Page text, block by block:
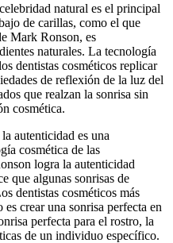
natural es el principal
de carillas, como el que
Mark Ronson, es
naturales. La tecnología
dentistas cosméticos replicar
de reflexión de la luz del
que realzan la sonrisa sin
cosmética.
autenticidad es una
cosmética de las
logra la autenticidad
que algunas sonrisas de
dentistas cosméticos más
crear una sonrisa perfecta en
perfecta para el rostro, la
de un individuo específico.